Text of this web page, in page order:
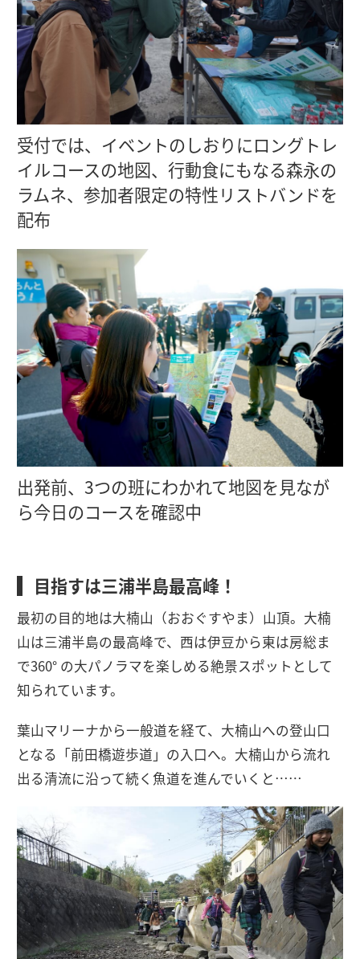
受付では、イベントのしおりにロングトレ
イルコースの地図、行動食にもなる森永の
ラムネ、参加者限定の特性リストバンドを
配布
出発前、3つの班にわかれて地図を見なが
ら今日のコースを確認中
目指すは三浦半島最高峰！
最初の目的地は大楠山（おおぐすやま）山頂。大楠
山は三浦半島の最高峰で、西は伊豆から東は房総ま
で360° の大パノラマを楽しめる絶景スポットとして
知られています。
葉山マリーナから一般道を経て、大楠山への登山口
となる「前田橋遊歩道」の入口へ。大楠山から流れ
出る清流に沿って続く魚道を進んでいくと……